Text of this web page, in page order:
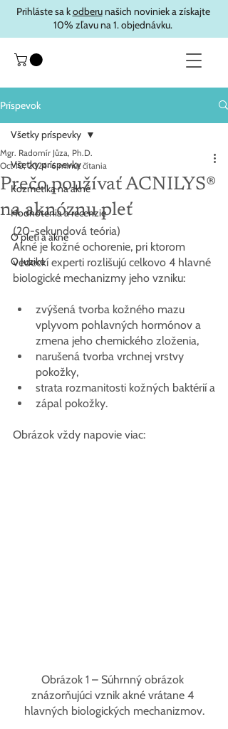
Prihláste sa kodberunašich noviniek a získajte
10% zľavu na 1. objednávku.
Príspevok
Všetky príspevky
Kozmetika na akné
Hodnotenia a recenzie
O pleti a akné
O Juzike
Všetky príspevky
Prečo používať ACNILYS®
na aknóznu pleť
Mgr. Radomír Jůza, Ph.D.
Oct 10, 2024 6 minút čítania
(20-sekundová teória)
Akné je kožné ochorenie, pri ktorom
vedeckí experti rozlišujú celkovo 4 hlavné
biologické mechanizmy jeho vzniku:
zvýšená tvorba kožného mazu
vplyvom pohlavných hormónov a
zmena jeho chemického zloženia,
narušená tvorba vrchnej vrstvy
pokožky,
strata rozmanitosti kožných baktérií a
zápal pokožky.
Obrázok vždy napovie viac:
Obrázok 1 – Súhrnný obrázok
znázorňujúci vznik akné vrátane 4
hlavných biologických mechanizmov.